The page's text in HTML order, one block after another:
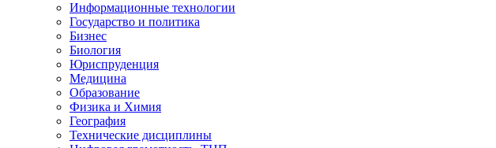
Информационные технологии
Государство и политика
Бизнес
Биология
Юриспруденция
Медицина
Образование
Физика и Химия
География
Технические дисциплины